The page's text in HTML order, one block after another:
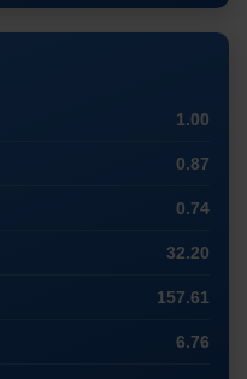
1.00
0.87
0.74
32.20
157.61
6.76